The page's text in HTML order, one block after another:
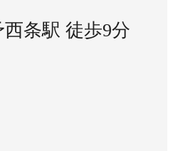
条駅 徒歩9分